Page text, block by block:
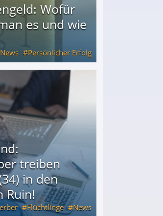
Wofür
es und wie
News Persönlicher Erfolg
treiben
in den
Ruin!
Flüchtlinge News